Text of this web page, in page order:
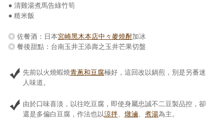
● 清雞湯煮馬告綠竹筍
● 糙米飯
◎ 佐餐酒：日本宮崎黑木本店中々麥燒酎加冰
◎ 餐後甜點：台南玉井王添壽之玉井芒果切盤
先前以火燒蝦燒青蔥和豆腐極好，這回改以鍋煎，別是另番迷
人味道。
由於口味喜淡，以往吃豆腐，即使身屬忠誠不二豆製品控，卻
還是多偏白豆腐，作法也以涼拌、 燉滷、 煮湯為主。